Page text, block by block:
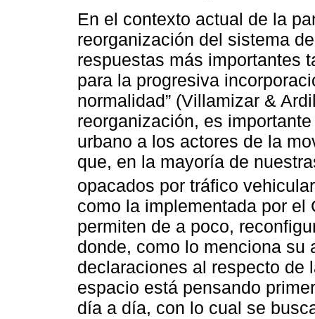
En el contexto actual de la
reorganización del sistema
respuestas más importantes
para la progresiva
normalidad” (Villamizar &
reorganización, es
urbano a los actores de la
que, en la mayoría de
opacados por tráfico
como la implementada por el
permiten de a poco,
donde, como lo menciona su
declaraciones al respecto de
espacio está pensando
día a día, con lo cual se